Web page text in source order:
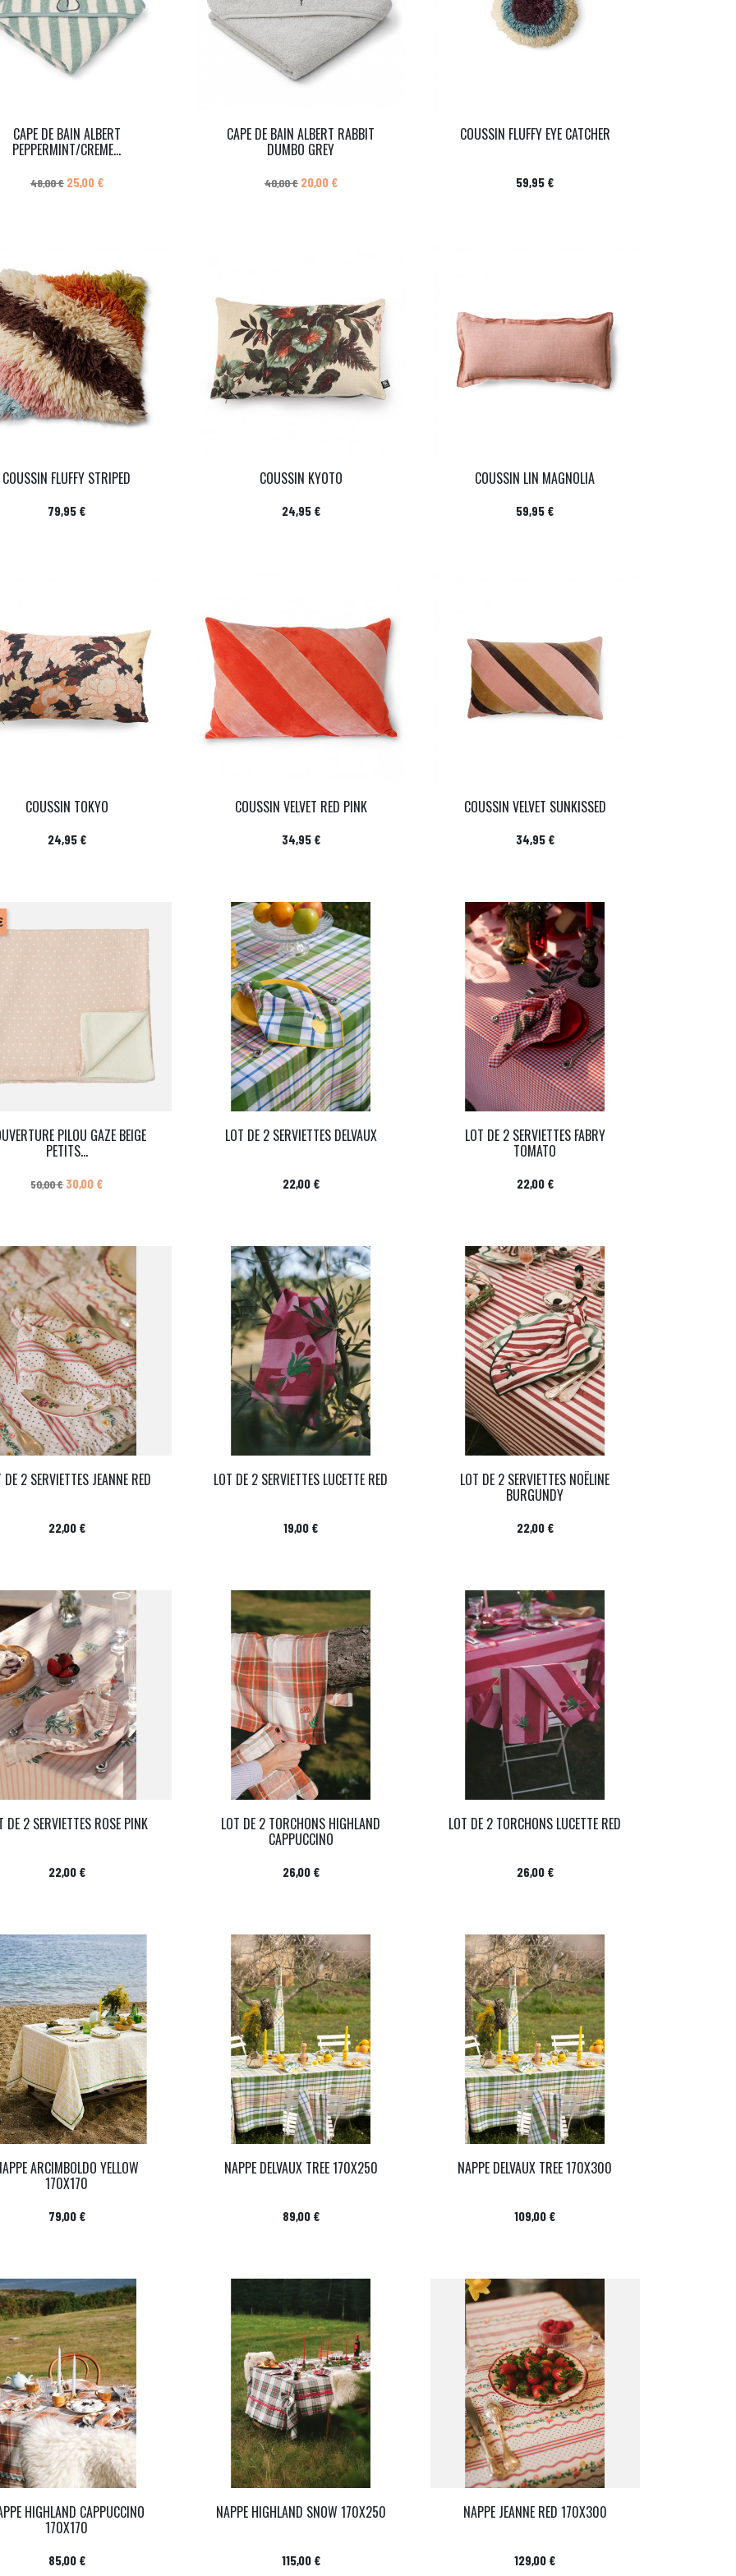
CAPE DE BAIN ALBERT
PEPPERMINT/CREME...
Prix de base
48,00 € Prix
25,00 €
CAPE DE BAIN ALBERT RABBIT
DUMBO GREY
Prix de base
40,00 € Prix
20,00 €
COUSSIN FLUFFY EYE CATCHER
Prix
59,95 €
COUSSIN FLUFFY STRIPED
Prix
79,95 €
COUSSIN KYOTO
Prix
24,95 €
COUSSIN LIN MAGNOLIA
Prix
59,95 €
COUSSIN TOKYO
Prix
24,95 €
COUSSIN VELVET RED PINK
Prix
34,95 €
COUSSIN VELVET SUNKISSED
Prix
34,95 €
PILOU GAZE BEIGE
PETITS...
Prix de base
50,00 € Prix
30,00 €
LOT DE 2 SERVIETTES DELVAUX
Prix
22,00 €
LOT DE 2 SERVIETTES FABRY
TOMATO
Prix
22,00 €
DE 2 SERVIETTES JEANNE RED
Prix
22,00 €
LOT DE 2 SERVIETTES LUCETTE RED
Prix
19,00 €
LOT DE 2 SERVIETTES NOËLINE
BURGUNDY
Prix
22,00 €
DE 2 SERVIETTES ROSE PINK
Prix
22,00 €
LOT DE 2 TORCHONS HIGHLAND
CAPPUCCINO
Prix
26,00 €
LOT DE 2 TORCHONS LUCETTE RED
Prix
26,00 €
ARCIMBOLDO YELLOW
170X170
Prix
79,00 €
NAPPE DELVAUX TREE 170X250
Prix
89,00 €
NAPPE DELVAUX TREE 170X300
Prix
109,00 €
HIGHLAND CAPPUCCINO
170X170
Prix
85,00 €
NAPPE HIGHLAND SNOW 170X250
Prix
115,00 €
NAPPE JEANNE RED 170X300
Prix
129,00 €